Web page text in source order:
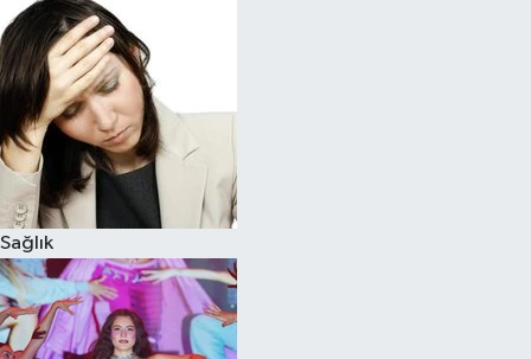
Sağlık
Televizyon
Yaşam-Çevre